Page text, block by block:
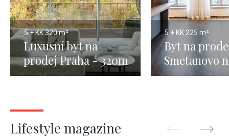
5 + KK320 m²
Luxusní byt na
prodej Praha - 320m
5 + KK 225 m²
Byt na
Smetanovo
235m
Lifestyle magazine